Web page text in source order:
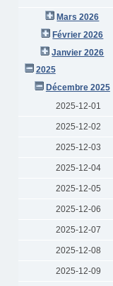
Mars 2026
Février 2026
Janvier 2026
2025
Décembre 2025
2025-12-01
2025-12-02
2025-12-03
2025-12-04
2025-12-05
2025-12-06
2025-12-07
2025-12-08
2025-12-09